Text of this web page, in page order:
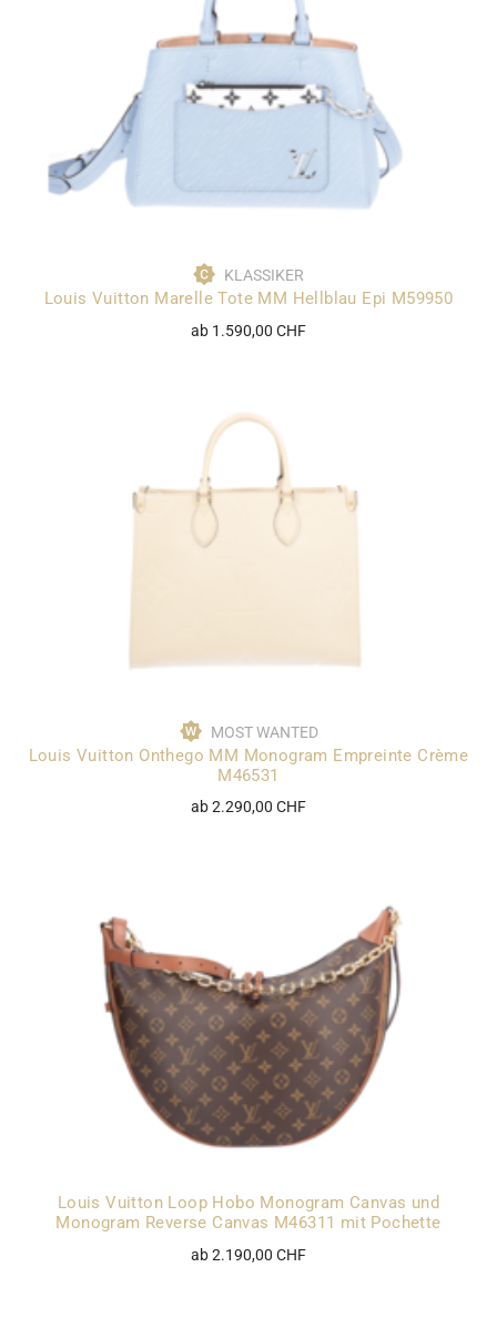
KLASSIKER
Louis Vuitton Marelle Tote MM Hellblau Epi M59950
ab 1.590,00 CHF
MOST WANTED
Louis Vuitton Onthego MM Monogram Empreinte Crème
M46531
ab 2.290,00 CHF
Louis Vuitton Loop Hobo Monogram Canvas und
Monogram Reverse Canvas M46311 mit Pochette
ab 2.190,00 CHF